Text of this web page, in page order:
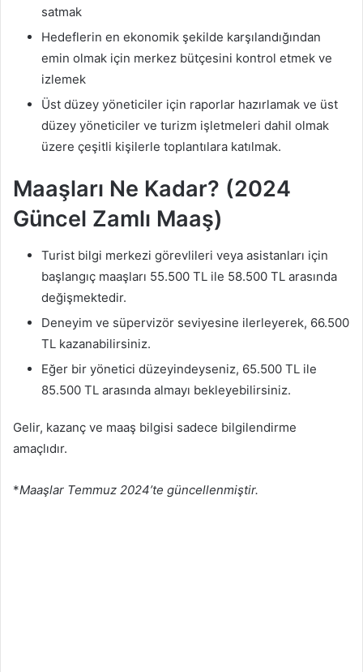
satmak
Hedeflerin en ekonomik şekilde karşılandığından
emin olmak için merkez bütçesini kontrol etmek ve
izlemek
Üst düzey yöneticiler için raporlar hazırlamak ve üst
düzey yöneticiler ve turizm işletmeleri dahil olmak
üzere çeşitli kişilerle toplantılara katılmak.
Maaşları Ne Kadar? (2024
Güncel Zamlı Maaş)
Turist bilgi merkezi görevlileri veya asistanları için
başlangıç ​​maaşları 55.500 TL ile 58.500 TL arasında
değişmektedir.
Deneyim ve süpervizör seviyesine ilerleyerek, 66.500
TL kazanabilirsiniz.
Eğer bir yönetici düzeyindeyseniz, 65.500 TL ile
85.500 TL arasında almayı bekleyebilirsiniz.
Gelir, kazanç ve maaş bilgisi sadece bilgilendirme
amaçlıdır.
*Maaşlar Temmuz 2024’te güncellenmiştir.